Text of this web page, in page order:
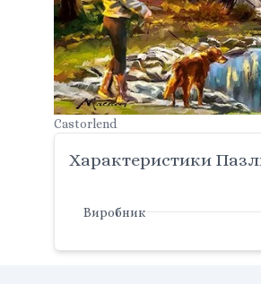
Castorlend
Характеристики
Виробник